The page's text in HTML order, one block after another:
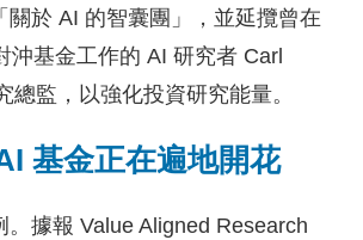
關於 AI 的智囊團」，並延攬曾在
沖基金工作的 AI 研究者 Carl
總監，以強化投資研究能量。
基金正在遍地開花
。據報 Value Aligned Research